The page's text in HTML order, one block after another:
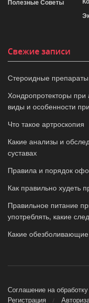
Полезные Советы
Свежие записи
Стероидные
Хондропротекторы при
виды и особенности
Что такое артроскопия
Какие анализы и
суставах
Правила и порядок
Как правильно худеть
Правильное питание
употреблять, какие
Какие
Соглашение на
Регистрация